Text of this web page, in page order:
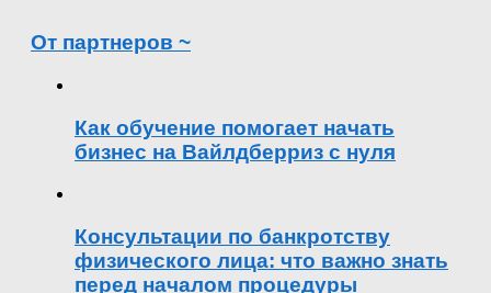
От партнеров ~
Как обучение помогает начать
бизнес на Вайлдберриз с нуля
Консультации по банкротству
физического лица: что важно знать
перед началом процедуры